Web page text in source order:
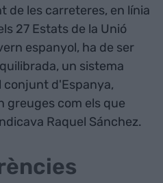
de les carreteres, en línia
27 Estats de la Unió
espanyol, ha de ser
un sistema
conjunt d'Espanya,
greuges com els que
Raquel Sánchez.